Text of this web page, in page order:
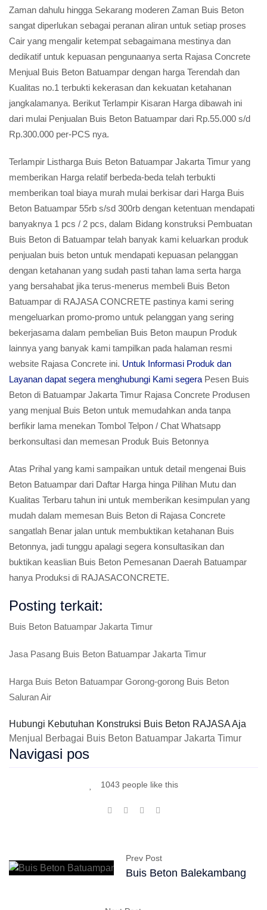
Zaman dahulu hingga Sekarang moderen Zaman Buis Beton
sangat diperlukan sebagai peranan aliran untuk setiap proses
Cair yang mengalir ketempat sebagaimana mestinya dan
dedikatif untuk kepuasan pengunaanya serta Rajasa Concrete
Menjual Buis Beton Batuampar dengan harga Terendah dan
Kualitas no.1 terbukti kekerasan dan kekuatan ketahanan
jangkalamanya. Berikut Terlampir Kisaran Harga dibawah ini
dari mulai Penjualan Buis Beton Batuampar dari Rp.55.000 s/d
Rp.300.000 per-PCS nya.
Terlampir Listharga Buis Beton Batuampar Jakarta Timur yang
memberikan Harga relatif berbeda-beda telah terbukti
memberikan toal biaya murah mulai berkisar dari Harga Buis
Beton Batuampar 55rb s/sd 300rb dengan ketentuan mendapati
banyaknya 1 pcs / 2 pcs, dalam Bidang konstruksi Pembuatan
Buis Beton di Batuampar telah banyak kami keluarkan produk
penjualan buis beton untuk mendapati kepuasan pelanggan
dengan ketahanan yang sudah pasti tahan lama serta harga
yang bersahabat jika terus-menerus membeli Buis Beton
Batuampar di RAJASA CONCRETE pastinya kami sering
mengeluarkan promo-promo untuk pelanggan yang sering
bekerjasama dalam pembelian Buis Beton maupun Produk
lainnya yang banyak kami tampilkan pada halaman resmi
website Rajasa Concrete ini. Untuk Informasi Produk dan
Layanan dapat segera menghubungi Kami segera Pesen Buis
Beton di Batuampar Jakarta Timur Rajasa Concrete Produsen
yang menjual Buis Beton untuk memudahkan anda tanpa
berfikir lama menekan Tombol Telpon / Chat Whatsapp
berkonsultasi dan memesan Produk Buis Betonnya
Atas Prihal yang kami sampaikan untuk detail mengenai Buis
Beton Batuampar dari Daftar Harga hinga Pilihan Mutu dan
Kualitas Terbaru tahun ini untuk memberikan kesimpulan yang
mudah dalam memesan Buis Beton di Rajasa Concrete
sangatlah Benar jalan untuk membuktikan ketahanan Buis
Betonnya, jadi tunggu apalagi segera konsultasikan dan
buktikan keaslian Buis Beton Pemesanan Daerah Batuampar
hanya Produksi di RAJASACONCRETE.
Posting terkait:
Buis Beton Batuampar Jakarta Timur
Jasa Pasang Buis Beton Batuampar Jakarta Timur
Harga Buis Beton Batuampar Gorong-gorong Buis Beton
Saluran Air
Hubungi Kebutuhan Konstruksi Buis Beton RAJASA Aja
Menjual Berbagai Buis Beton Batuampar Jakarta Timur
Navigasi pos
1043 people like this
Prev Post
Buis Beton Balekambang